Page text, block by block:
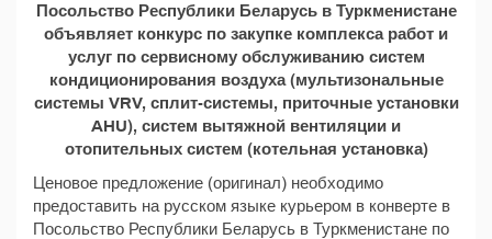
Посольство Республики Беларусь в Туркменистане
объявляет конкурс по закупке комплекса работ и
услуг по сервисному обслуживанию систем
кондиционирования воздуха (мультизональные
системы VRV, сплит-системы, приточные установки
AHU), систем вытяжной вентиляции и
отопительных систем (котельная установка)
Ценовое предложение (оригинал) необходимо
предоставить на русском языке курьером в конверте в
Посольство Республики Беларусь в Туркменистане по